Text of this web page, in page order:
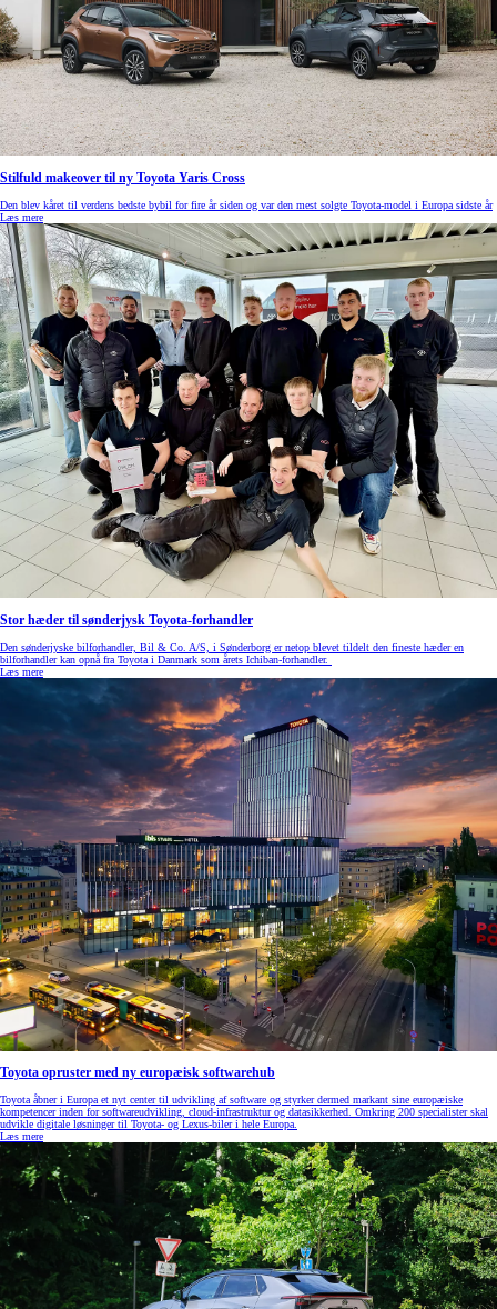
Stilfuld makeover til ny Toyota Yaris Cross
Den blev kåret til verdens bedste bybil for fire år siden og var den mest solgte Toyota-model i Europa sidste år
Læs mere
Stor hæder til sønderjysk Toyota-forhandler
Den sønderjyske bilforhandler, Bil & Co. A/S, i Sønderborg er netop blevet tildelt den fineste hæder en
bilforhandler kan opnå fra Toyota i Danmark som årets Ichiban-forhandler.
Læs mere
Toyota opruster med ny europæisk softwarehub
Toyota åbner i Europa et nyt center til udvikling af software og styrker dermed markant sine europæiske
kompetencer inden for softwareudvikling, cloud‑infrastruktur og datasikkerhed. Omkring 200 specialister skal
udvikle digitale løsninger til Toyota- og Lexus‑biler i hele Europa.
Læs mere